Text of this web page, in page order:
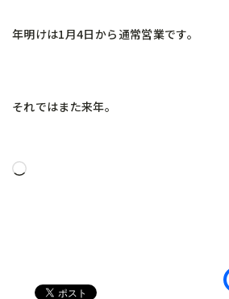
年明けは1月4日から通常営業です。
それではまた来年。
読